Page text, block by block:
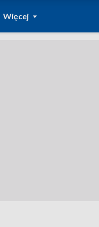
Więcej